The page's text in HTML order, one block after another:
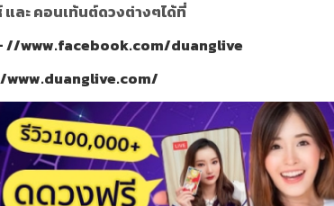
ละ คอนเท้นต์ดวงต่างๆได้ที่
//www.facebook.com/duanglive